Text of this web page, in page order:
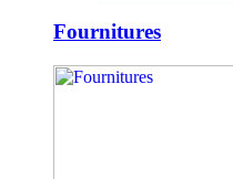
Fournitures